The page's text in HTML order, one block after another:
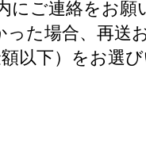
にご連絡をお願
た場合、再送
以下）をお選